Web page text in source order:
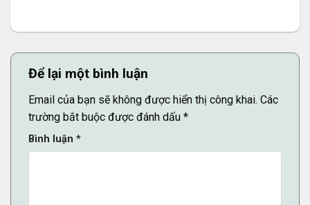
Để lại một bình luận
Email của bạn sẽ không được hiển thị công khai. Các
trường bắt buộc được đánh dấu *
Bình luận *